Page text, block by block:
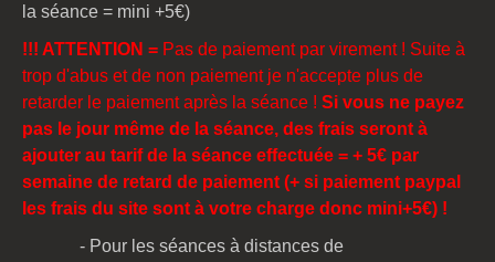
la séance = mini +5€)
!!! ATTENTION = Pas de paiement par virement ! Suite à
trop d'abus et de non paiement je n'accepte plus de
retarder le paiement après la séance ! Si vous ne payez
pas le jour même de la séance, des frais seront à
ajouter au tarif de la séance effectuée = + 5€ par
semaine de retard de paiement (+ si paiement paypal
es frais du site sont à votre charge donc mini+5€) !
- Pour les séances à distances de